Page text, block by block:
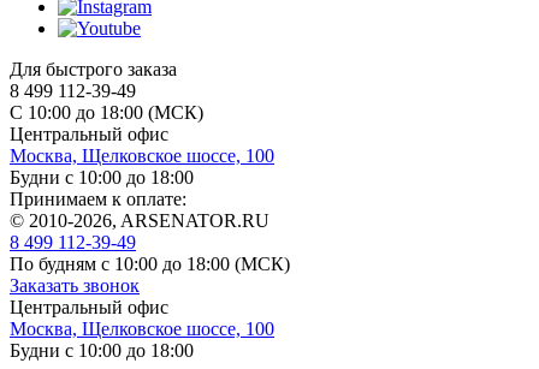
Для быстрого заказа
8 499 112-39-49
С 10:00 до 18:00 (МСК)
Центральный офис
Москва, Щелковское шоссе, 100
Будни с 10:00 до 18:00
Принимаем к оплате:
© 2010-2026, ARSENATOR.RU
8 499 112-39-49
По будням с 10:00 до 18:00 (МСК)
Заказать звонок
Центральный офис
Москва, Щелковское шоссе, 100
Будни с 10:00 до 18:00